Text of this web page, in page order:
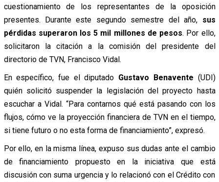
cuestionamiento de los representantes de la oposición
presentes. Durante este segundo semestre del año, sus
pérdidas superaron los 5 mil millones de pesos. Por ello,
solicitaron la citación a la comisión del presidente del
directorio de TVN, Francisco Vidal.
En específico, fue el diputado Gustavo Benavente (UDI)
quién solicitó suspender la legislación del proyecto hasta
escuchar a Vidal. “Para contarnos qué está pasando con los
flujos, cómo ve la proyección financiera de TVN en el tiempo,
si tiene futuro o no esta forma de financiamiento”, expresó.
Por ello, en la misma línea, expuso sus dudas ante el cambio
de financiamiento propuesto en la iniciativa que está
discusión con suma urgencia y lo relacionó con el Crédito con